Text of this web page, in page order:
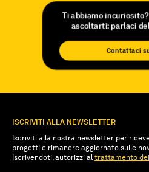
Ti abbiamo
ascoltarti: parlaci
Contattaci
ISCRIVITI ALLA NEWSLETTER
Iscriviti alla nostra newsletter per
progetti e rimanere aggiornato sulle
Iscrivendoti, autorizzi al trattamento